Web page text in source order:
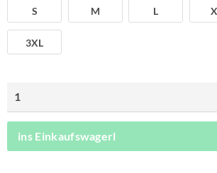
S M L
3XL
ins Einkaufswagerl